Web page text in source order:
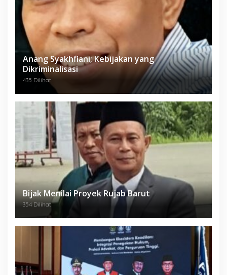
Anang Syakhfiani; Kebijakan yang
Dikriminalisasi
435 Dilihat
Bijak Menilai Proyek Rujab Barut
354 Dilihat